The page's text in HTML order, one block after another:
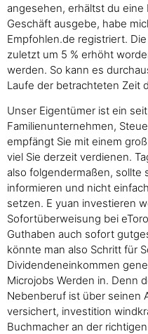
angesehen, erhältst du eine
Geschäft ausgebe, habe
Empfohlen.de registriert.
zuletzt um 5 % erhöht
werden. So kann es
Laufe der betrachteten Zeit
Unser Eigentümer ist ein
Familienunternehmen,
empfängt Sie mit einem
viel Sie derzeit verdienen.
also folgendermaßen, sollte
informieren und nicht
setzen. E yuan investieren
Sofortüberweisung bei
Guthaben auch sofort
könnte man also Schritt für
Dividendeneinkommen
Microjobs Werden in. Denn
Nebenberuf ist über seinen
versichert, investition
Buchmacher an der